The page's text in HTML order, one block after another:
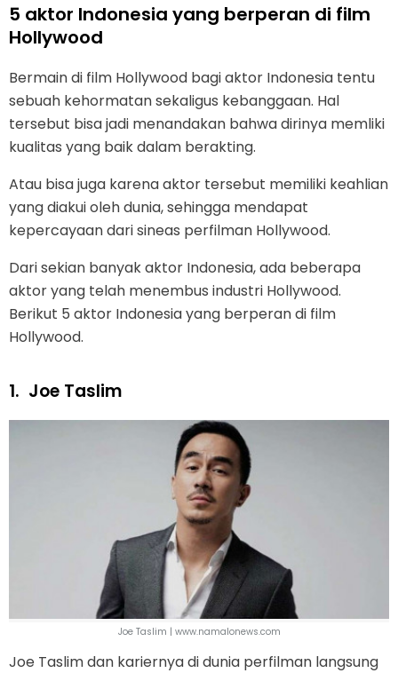
5 aktor Indonesia yang berperan di film
Hollywood
Bermain di film Hollywood bagi aktor Indonesia tentu
sebuah kehormatan sekaligus kebanggaan. Hal
tersebut bisa jadi menandakan bahwa dirinya memliki
kualitas yang baik dalam berakting.
Atau bisa juga karena aktor tersebut memiliki keahlian
yang diakui oleh dunia, sehingga mendapat
kepercayaan dari sineas perfilman Hollywood.
Dari sekian banyak aktor Indonesia, ada beberapa
aktor yang telah menembus industri Hollywood.
Berikut 5 aktor Indonesia yang berperan di film
Hollywood.
1. Joe Taslim
Joe Taslim | www.namalonews.com
Joe Taslim dan kariernya di dunia perfilman langsung